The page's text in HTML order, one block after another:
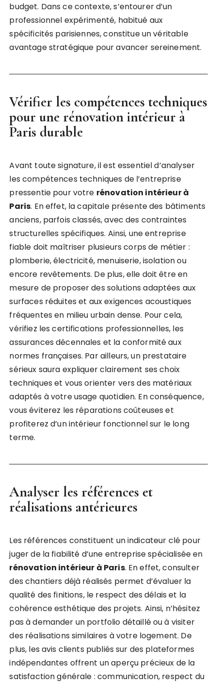
budget. Dans ce contexte, s’entourer d’un
professionnel expérimenté, habitué aux
spécificités parisiennes, constitue un véritable
avantage stratégique pour avancer sereinement.
Vérifier les compétences techniques
pour unerénovation intérieur à
Paris durable
Avant toute signature, il est essentiel d’analyser
les compétences techniques de l’entreprise
pressentie pour votre rénovation intérieur à
Paris. En effet, la capitale présente des bâtiments
anciens, parfois classés, avec des contraintes
structurelles spécifiques. Ainsi, une entreprise
fiable doit maîtriser plusieurs corps de métier :
plomberie, électricité, menuiserie, isolation ou
encore revêtements. De plus, elle doit être en
mesure de proposer des solutions adaptées aux
surfaces réduites et aux exigences acoustiques
fréquentes en milieu urbain dense. Pour cela,
vérifiez les certifications professionnelles, les
assurances décennales et la conformité aux
normes françaises. Par ailleurs, un prestataire
sérieux saura expliquer clairement ses choix
techniques et vous orienter vers des matériaux
adaptés à votre usage quotidien. En conséquence,
vous éviterez les réparations coûteuses et
profiterez d’un intérieur fonctionnel sur le long
terme.
Analyser les références et
réalisations antérieures
Les références constituent un indicateur clé pour
juger de la fiabilité d’une entreprise spécialisée en
rénovation intérieur à Paris. En effet, consulter
des chantiers déjà réalisés permet d’évaluer la
qualité des finitions, le respect des délais et la
cohérence esthétique des projets. Ainsi, n’hésitez
pas à demander un portfolio détaillé ou à visiter
des réalisations similaires à votre logement. De
plus, les avis clients publiés sur des plateformes
indépendantes offrent un aperçu précieux de la
satisfaction générale : communication, respect du